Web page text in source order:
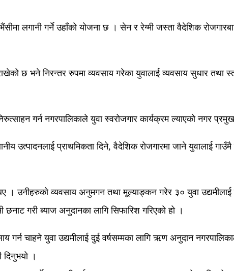
लगानी गर्ने उहाँको योजना छ । सेन र रेग्मी जस्ता वैदेशिक
छ भने निरन्तर रुपमा व्यवसाय गरेका युवालाई व्यवसाय सुधार तथा
गर्न नगरपालिकाले युवा स्वरोजगार कार्यक्रम ल्याएको नगर
उत्पादनलाई प्राथमिकता दिने, वैदेशिक रोजगारमा जाने युवालाई
। उनीहरुको व्यवसाय अनुमगन तथा मूल्याङ्कन गरेर ३० युवा
गरी ब्याज अनुदानका लागि सिफारिश गरिएको हो ।
गर्न चाहने युवा उद्यमीलाई दुई वर्षसम्मका लागि ऋण अनुदान
दिनुभयो ।